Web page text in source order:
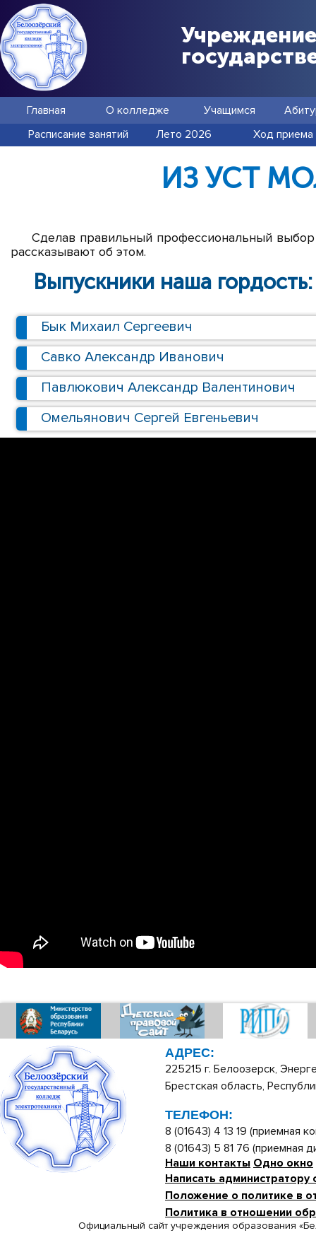
Главная О колледже Учащимся
Расписание занятий
Лето 2026 Ход приема
ИЗ УСТ
Сделав правильный профессиональный
рассказывают об этом.
Выпускники наша гордость:
Бык Михаил Сергеевич
Савко Александр Иванович
Павлюкович Александр Валентинович
Омельянович Сергей Евгеньевич
АДРЕС:
225215 г. Белоозерск,
Брестская область,
ТЕЛЕФОН:
8 (01643) 4 13 19 (приемная
8 (01643) 5 81 76 (приемная
Наши контакты Одно окно
Написать администратору
Положение о политике в
Политика в отношении
Официальный сайт учреждения образования